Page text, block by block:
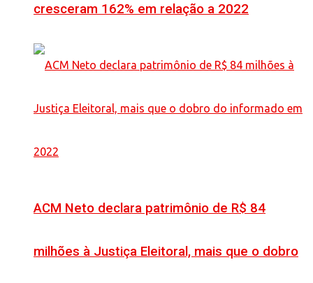
cresceram 162% em relação a 2022
ACM Neto declara patrimônio de R$ 84
milhões à Justiça Eleitoral, mais que o dobro